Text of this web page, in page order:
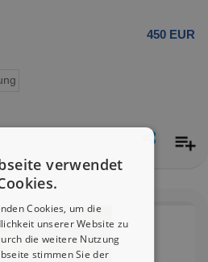
450 EUR
verwendet
Cookies, um die
unserer Website zu
die weitere Nutzung
stimmen Sie der